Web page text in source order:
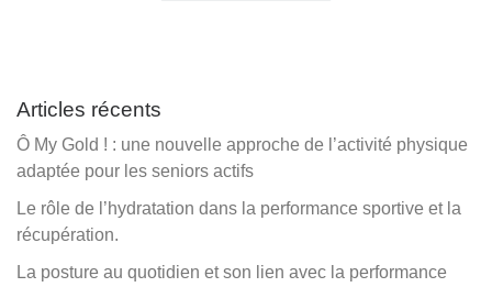
Articles récents
Ô My Gold ! : une nouvelle approche de l’activité physique
adaptée pour les seniors actifs
Le rôle de l’hydratation dans la performance sportive et la
récupération.
La posture au quotidien et son lien avec la performance